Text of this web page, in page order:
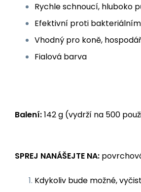
Rychle schnoucí, hluboko
Efektivní proti
Vhodný pro koně,
Fialová barva
Balení:142 g (vydrží na 500
SPREJ NANÁŠEJTE NA:
Kdykoliv bude možné,